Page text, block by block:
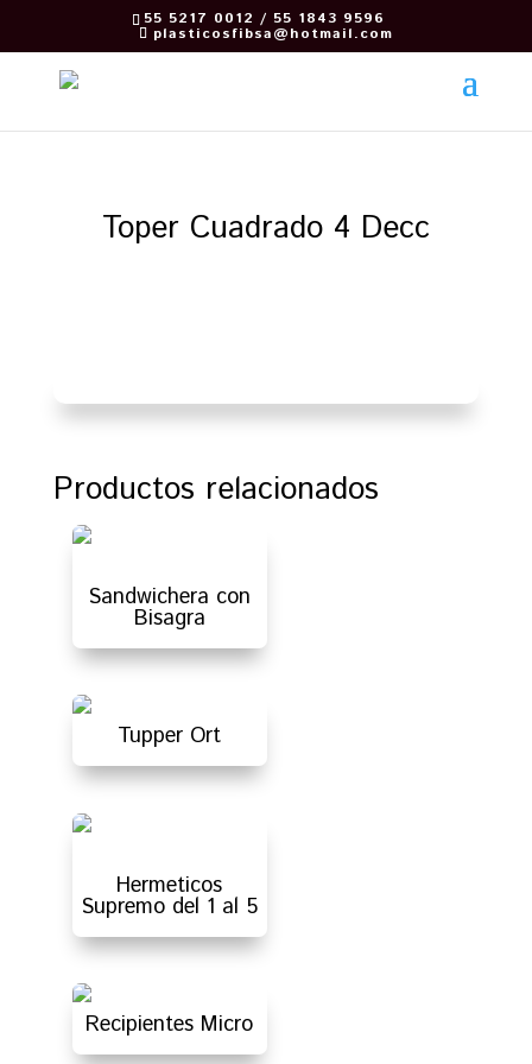
55 5217 0012 / 55 1843 9596
plasticosfibsa@hotmail.com
Toper Cuadrado 4 Decc
Productos relacionados
Sandwichera con
Bisagra
Tupper Ort
Hermeticos
Supremo del 1 al 5
Recipientes Micro